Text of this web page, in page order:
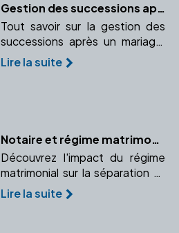
Gestion des successions après un mariage
Tout savoir sur la gestion des
successions après un mariage,
guidé par un notaire pour
protéger vos droits.
Lire la suite
Notaire et régime matrimonial : Quelles conséquences lors d'un divorce ?
Découvrez l'impact du régime
matrimonial sur la séparation et
comment un notaire peut vous
accompagner dans cette
Lire la suite